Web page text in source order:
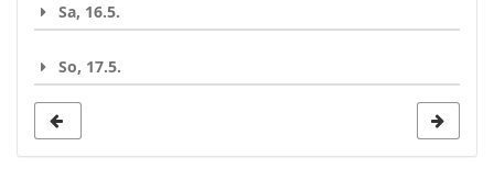
Sa, 16.5.
So, 17.5.